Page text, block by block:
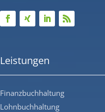
Leistungen
Finanzbuchhaltung
Lohnbuchhaltung